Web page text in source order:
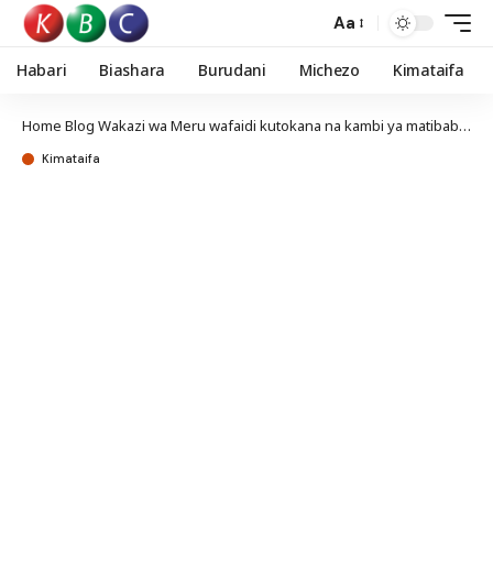
Aa
Habari Biashara Burudani Michezo Kimataifa
Home Blog Wakazi wa Meru wafaidi kutokana na kambi ya matibabu bila malipo
Kimataifa